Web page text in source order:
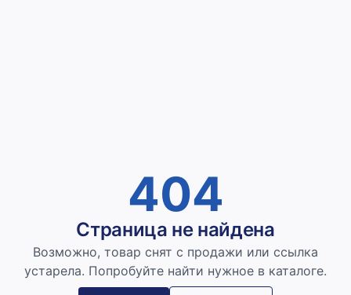
404
Страница не найдена
Возможно, товар снят с продажи или ссылка
устарела. Попробуйте найти нужное в каталоге.